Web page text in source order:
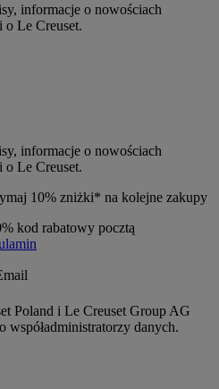
informacje o nowościach
o Le Creuset.
informacje o nowościach
o Le Creuset.
10% zniżki* na kolejne zakupy
kod rabatowy pocztą
Poland i Le Creuset Group AG
współadministratorzy danych.